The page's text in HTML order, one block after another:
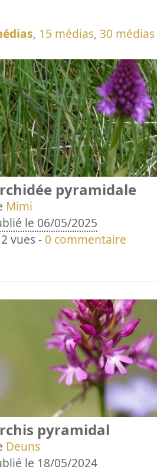
, 15 médias, 30 médias
pyramidale
Mimi
le 06/05/2025
vues - 0 commentaire
pyramidal
Deuns
le 18/05/2024